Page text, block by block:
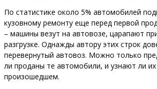
По статистике около 5% автомобилей
кузовному ремонту еще перед первой
– машины везут на автовозе, царапают
разгрузке. Однажды автору этих строк
перевернутый автовоз. Можно только
ли проданы те автомобили, и узнают ли
произошедшем.